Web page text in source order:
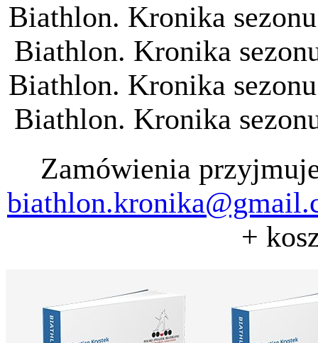
Biathlon. Kronika
Biathlon. Kronika
Biathlon. Kronika
Biathlon. Kronika
Zamówienia
+